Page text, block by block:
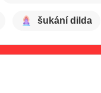
šukání dilda